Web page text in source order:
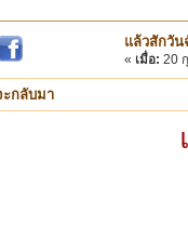
แล้วสักวั
« เมื่อ: 20
กลับมา